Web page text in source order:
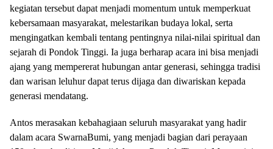
kegiatan tersebut dapat menjadi momentum untuk memperkuat
kebersamaan masyarakat, melestarikan budaya lokal, serta
mengingatkan kembali tentang pentingnya nilai-nilai spiritual dan
sejarah di Pondok Tinggi. Ia juga berharap acara ini bisa menjadi
ajang yang mempererat hubungan antar generasi, sehingga tradisi
dan warisan leluhur dapat terus dijaga dan diwariskan kepada
generasi mendatang.
Antos merasakan kebahagiaan seluruh masyarakat yang hadir
dalam acara SwarnaBumi, yang menjadi bagian dari perayaan